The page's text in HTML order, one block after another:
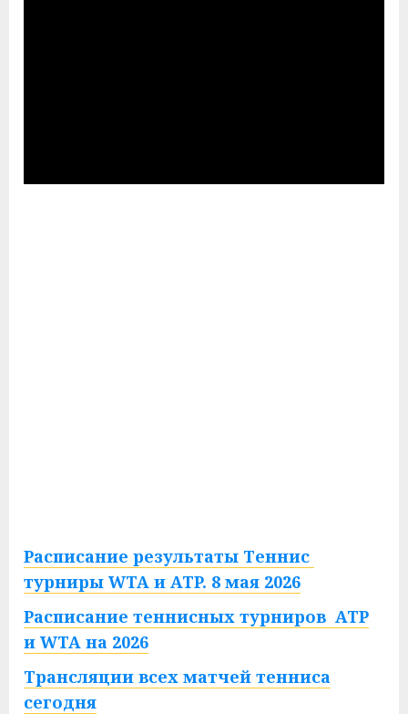
Расписание результаты Теннис
турниры WTA и ATP. 8 мая 2026
Расписание теннисных турниров ATP
и WTA на 2026
Трансляции всех матчей тенниса
сегодня